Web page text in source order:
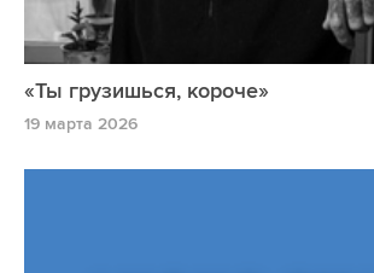
«Ты грузишься, короче»
19 марта 2026